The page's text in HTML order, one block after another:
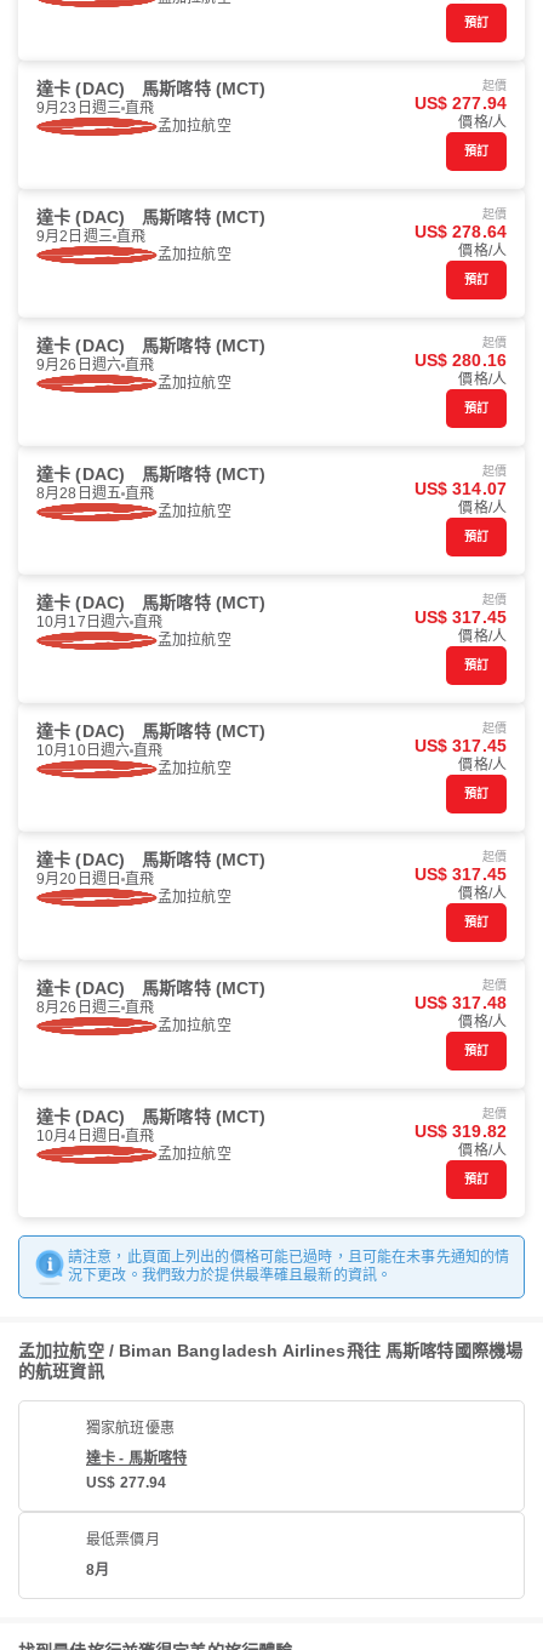
預訂
達卡 (DAC) 馬斯喀特 (MCT)
9月23日週三 直飛
孟加拉航空
起價
US$ 277.94
價格/人
預訂
達卡 (DAC) 馬斯喀特 (MCT)
9月2日週三 直飛
孟加拉航空
起價
US$ 278.64
價格/人
預訂
達卡 (DAC) 馬斯喀特 (MCT)
9月26日週六 直飛
孟加拉航空
起價
US$ 280.16
價格/人
預訂
達卡 (DAC) 馬斯喀特 (MCT)
8月28日週五 直飛
孟加拉航空
起價
US$ 314.07
價格/人
預訂
達卡 (DAC) 馬斯喀特 (MCT)
10月17日週六 直飛
孟加拉航空
起價
US$ 317.45
價格/人
預訂
達卡 (DAC) 馬斯喀特 (MCT)
10月10日週六 直飛
孟加拉航空
起價
US$ 317.45
價格/人
預訂
達卡 (DAC) 馬斯喀特 (MCT)
9月20日週日 直飛
孟加拉航空
起價
US$ 317.45
價格/人
預訂
達卡 (DAC) 馬斯喀特 (MCT)
8月26日週三 直飛
孟加拉航空
起價
US$ 317.48
價格/人
預訂
達卡 (DAC) 馬斯喀特 (MCT)
10月4日週日 直飛
孟加拉航空
起價
US$ 319.82
價格/人
預訂
請注意，此頁面上列出的價格可能已過時，且可能在未事先通知的情
況下更改。我們致力於提供最準確且最新的資訊。
孟加拉航空 / Biman Bangladesh Airlines飛往 馬斯喀特國際機場
的航班資訊
獨家航班優惠
達卡 - 馬斯喀特
US$ 277.94
最低票價月
8月